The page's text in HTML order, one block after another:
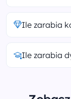
Ile zarabia
Ile zarabia